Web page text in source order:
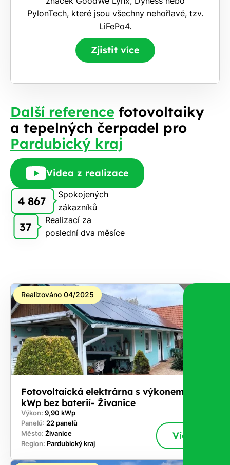
PylonTech, které jsou všechny nehořlavé, tzv.
LiFePo4.
Zjistit více
Další reference fotovoltaiky
a tepelných čerpadel pro
Pardubický kraj
Videa z realizace
4 867
Spokojených
zákazníků
37
Realizací za
poslední dva měsíce
Realizováno 04/2025
Fotovoltaická elektrárna s výkonem 9,9
kWp bez baterií- Živanice
Výkon: 9,90 kWp
Panelů: 22 panelů
Město: Živanice
Region: Pardubický kraj
Více